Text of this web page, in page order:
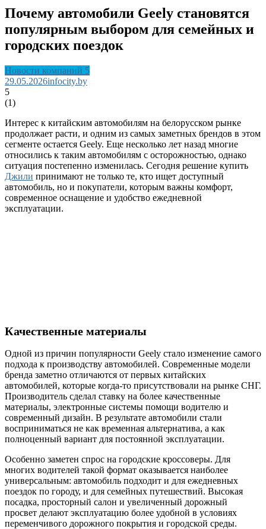
Почему автомобили Geely становятся
популярным выбором для семейных и
городских поездок
Новости компаний 5
29.05.2026infocity.by
5
(1)
Интерес к китайским автомобилям на белорусском рынке
продолжает расти, и одним из самых заметных брендов в этом
сегменте остается Geely. Еще несколько лет назад многие
относились к таким автомобилям с осторожностью, однако
ситуация постепенно изменилась. Сегодня решение купить
Джили принимают не только те, кто ищет доступный
автомобиль, но и покупатели, которым важны комфорт,
современное оснащение и удобство ежедневной
эксплуатации.
Качественные материалы
Одной из причин популярности Geely стало изменение самого
подхода к производству автомобилей. Современные модели
бренда заметно отличаются от первых китайских
автомобилей, которые когда-то присутствовали на рынке СНГ.
Производитель сделал ставку на более качественные
материалы, электронные системы помощи водителю и
современный дизайн. В результате автомобили стали
восприниматься не как временная альтернатива, а как
полноценный вариант для постоянной эксплуатации.
Особенно заметен спрос на городские кроссоверы. Для
многих водителей такой формат оказывается наиболее
универсальным: автомобиль подходит и для ежедневных
поездок по городу, и для семейных путешествий. Высокая
посадка, просторный салон и увеличенный дорожный
просвет делают эксплуатацию более удобной в условиях
переменчивого дорожного покрытия и городской среды.